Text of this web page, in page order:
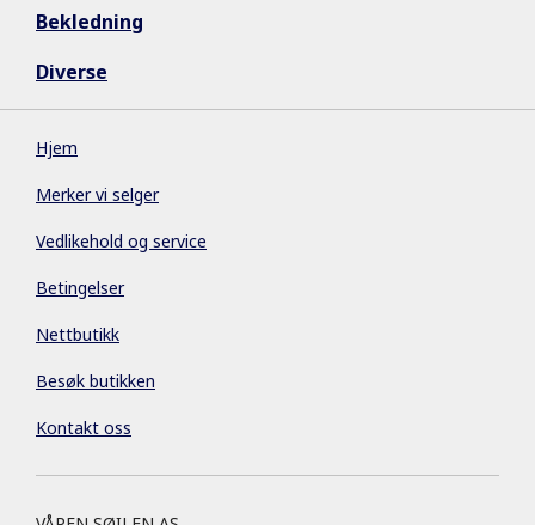
Bekledning
Diverse
Hjem
Merker vi selger
Vedlikehold og service
Betingelser
Nettbutikk
Besøk butikken
Kontakt oss